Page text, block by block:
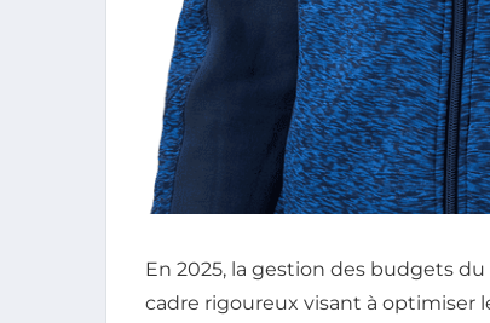
En 2025, la gestion des budgets
cadre rigoureux visant à optimiser